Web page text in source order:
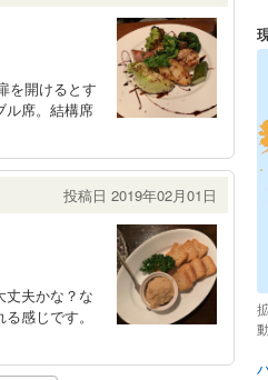
を開けるとす
ル席。結構席
投稿日 2019年02月01日
丈夫かな？な
感じです。